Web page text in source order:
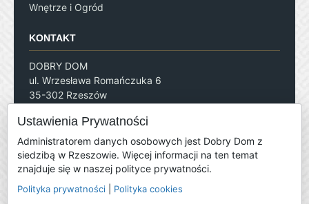
Wnętrze i Ogród
KONTAKT
DOBRY DOM
ul. Wrzesława Romańczuka 6
35-302 Rzeszów
redakcja@grupadobrydom.pl
tel. 17 852 52 20
Reklama:
reklama@wydawnictwodobrydom.pl
+48 669 446 464
Ustawienia Prywatności
Administratorem danych osobowych jest Dobry Dom z
siedzibą w Rzeszowie. Więcej informacji na ten temat
znajduje się w naszej polityce prywatności.
Polityka prywatności Polityka cookies